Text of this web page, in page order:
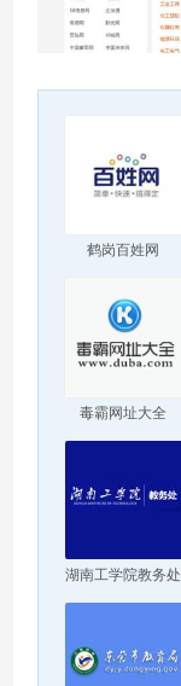
鹤岗百姓网
毒霸网址大全
湖南工学院教务处